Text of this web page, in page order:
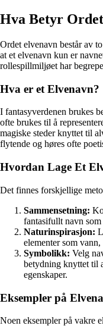
Hva Betyr
Ordet elvenavn består av
at et elvenavn kun er
rollespillmiljøet har
Hva er et Elvenavn?
I fantasyverdenen brukes
ofte brukes til å
magiske steder knyttet til
flytende og høres ofte
Hvordan Lage Et
Det finnes forskjellige
Sammensetning:
fantasifullt navn
Naturinspirasjon:
elementer som
Symbolikk: Velg
betydning knyttet til
egenskaper.
Eksempler på
Noen eksempler på vakre